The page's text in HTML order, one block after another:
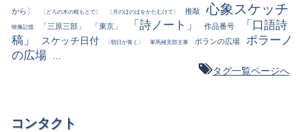
から〕
〔どろの木の根もとで〕 〔月のほのほをかたむけて〕 推敲 心象スケッチ
映像記憶 「三原三部」 「東京」 「詩ノート」 作品番号
「口語詩
稿」
スケッチ日付 〔朝日が青く〕 軍馬補充部主事 ポランの広場
ポラーノ
の広場
タグ一覧ページへ
コンタクト